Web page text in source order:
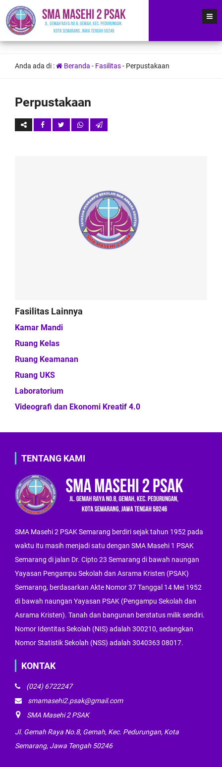
Anda ada di : Beranda - Fasilitas- Perpustakaan
Perpustakaan
Fasilitas Lainnya
Kamar Mandi
Ruang Kelas
Ruang Keamanan
Ruang UKS
Laboratorium
Videografi dan Ekonomi Kreatif 4.0
TENTANG KAMI
SMA Masehi 2 PSAK Semarang berdiri sejak tahun 1952 pada
waktu itu masih menjadi satu dengan SMA Masehi 1 PSAK
Semarang di jalan Dr. Cipto 23 Semarang di bawah naungan
Yayasan Pengampu Sekolah dan Asrama Kristen (PSAK)
Semarang, berdasarkan Akte Nomor 37 Tanggal 14 Mei 1952
di bawah naungan Yayasan PSAK (Pengampu Sekolah dan
Asrama Kristen). Tanah dan bangunan berstatus milik sendiri.
Nomor Identitas Sekolah (NIS) adalah 300210, sedangkan
Nomor Statistik Sekolah (NSS) adalah 3040363 08017.
KONTAK
(024) 6722247
smamasehi2.psak@gmail.com
SMA Masehi 2 PSAK
Jl. Gemah Raya No.8, Gemah, Kec. Pedurungan, Kota
Semarang, Jawa Tengah 50246